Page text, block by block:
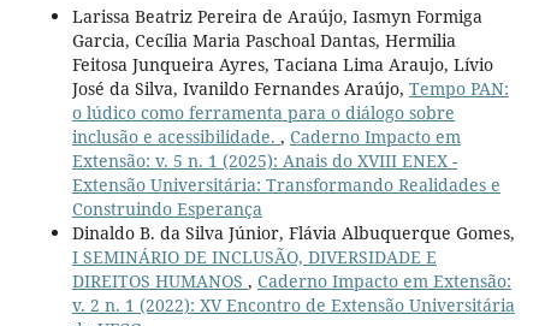
Larissa Beatriz Pereira de Araújo, Iasmyn Formiga
Garcia, Cecília Maria Paschoal Dantas, Hermilia
Feitosa Junqueira Ayres, Taciana Lima Araujo, Lívio
José da Silva, Ivanildo Fernandes Araújo, Tempo PAN:
o lúdico como ferramenta para o diálogo sobre
inclusão e acessibilidade. , Caderno Impacto em
Extensão: v. 5 n. 1 (2025): Anais do XVIII ENEX -
Extensão Universitária: Transformando Realidades e
Construindo Esperança
Dinaldo B. da Silva Júnior, Flávia Albuquerque Gomes,
I SEMINÁRIO DE INCLUSÃO, DIVERSIDADE E
DIREITOS HUMANOS , Caderno Impacto em Extensão:
v. 2 n. 1 (2022): XV Encontro de Extensão Universitária